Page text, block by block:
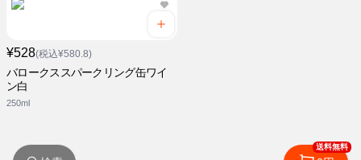
¥528(税込¥580.8)
バロークススパークリング缶ワイ
ン白
250ml
送料無料